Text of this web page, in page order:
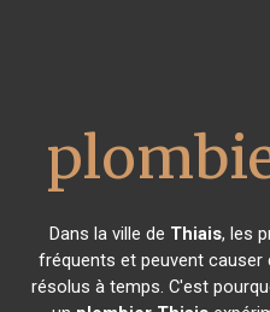
Dans la ville de Thiais, les
fréquents et peuvent
résolus à temps. C'est